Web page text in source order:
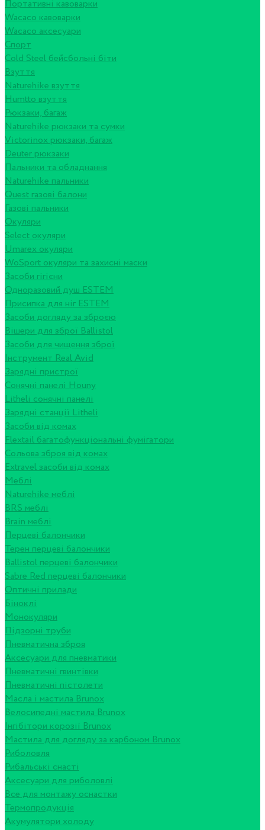
Портативні кавоварки
Wacaco кавоварки
Wacaco аксесуари
Спорт
Cold Steel бейсбольні біти
Взуття
Naturehike взуття
Humtto взуття
Рюкзаки, багаж
Naturehike рюкзаки та сумки
Victorinox рюкзаки, багаж
Deuter рюкзаки
Пальники та обладнання
Naturehike пальники
Quest газові балони
Газові пальники
Окуляри
Select окуляри
Umarex окуляри
WoSport окуляри та захисні маски
Засоби гігієни
Одноразовий душ ESTEM
Присипка для ніг ESTEM
Засоби догляду за зброєю
Вішери для зброї Ballistol
Засоби для чищення зброї
Інструмент Real Avid
Зарядні пристрої
Сонячні панелі Houny
Litheli сонячні панелі
Зарядні станції Litheli
Засоби від комах
Flextail багатофункціональні фумігатори
Сольова зброя від комах
Extravel засоби від комах
Меблі
Naturehike меблі
BRS меблі
Brain меблі
Перцеві балончики
Терен перцеві балончики
Ballistol перцеві балончики
Sabre Red перцеві балончики
Оптичні прилади
Біноклі
Монокуляри
Підзорні труби
Пневматична зброя
Аксесуари для пневматики
Пневматичні гвинтівки
Пневматичні пістолети
Масла і мастила Brunox
Велосипедні мастила Brunox
Інгібітори корозії Brunox
Мастила для догляду за карбоном Brunox
Риболовля
Рибальські снасті
Аксесуари для риболовлі
Все для монтажу оснастки
Термопродукція
Акумулятори холоду